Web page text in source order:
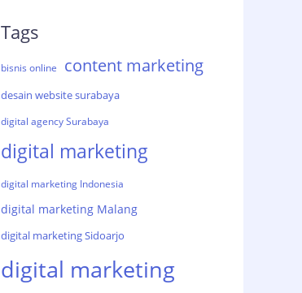
Tags
bisnis online content marketing
desain website surabaya
digital agency Surabaya
digital marketing
digital marketing Indonesia
digital marketing Malang
digital marketing Sidoarjo
digital marketing